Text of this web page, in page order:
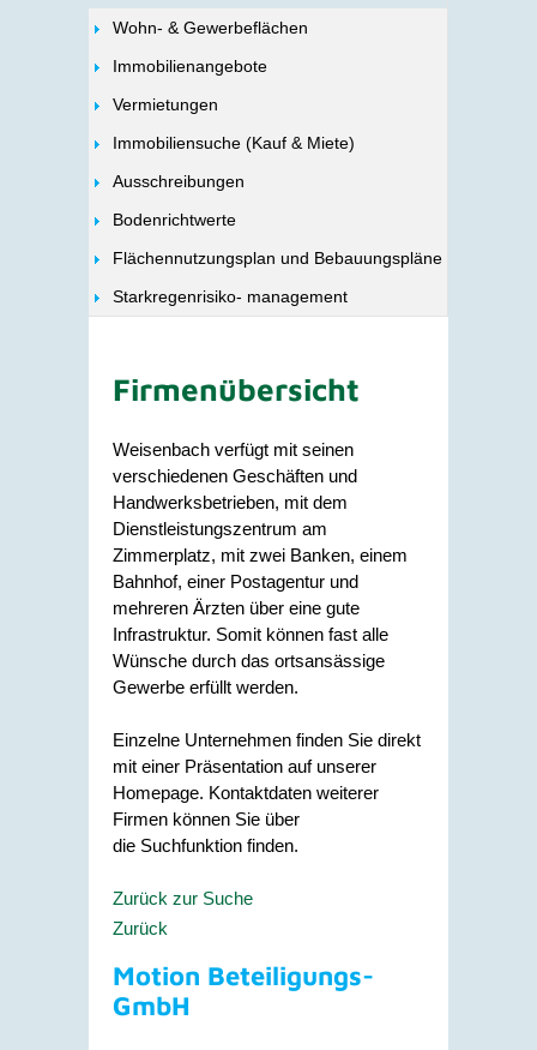
Wohn- & Gewerbeflächen
Immobilienangebote
Vermietungen
Immobiliensuche (Kauf & Miete)
Ausschreibungen
Bodenrichtwerte
Flächennutzungsplan und Bebauungspläne
Starkregenrisiko- management
Firmenübersicht
Weisenbach verfügt mit seinen
verschiedenen Geschäften und
Handwerksbetrieben, mit dem
Dienstleistungszentrum am
Zimmerplatz, mit zwei Banken, einem
Bahnhof, einer Postagentur und
mehreren Ärzten über eine gute
Infrastruktur. Somit können fast alle
Wünsche durch das ortsansässige
Gewerbe erfüllt werden.
Einzelne Unternehmen finden Sie direkt
mit einer Präsentation auf unserer
Homepage. Kontaktdaten weiterer
Firmen können Sie über
die Suchfunktion finden.
Zurück zur Suche
Zurück
Motion Beteiligungs-
GmbH